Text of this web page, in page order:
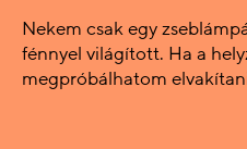
Nekem csak egy
fénnyel világított. Ha a
megpróbálhatom